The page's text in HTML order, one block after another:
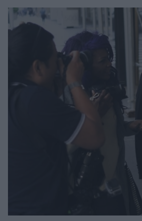
σεξουαλικές επαφές με τον Τραμπ